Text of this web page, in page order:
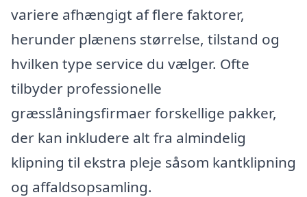
variere afhængigt af flere faktorer,
herunder plænens størrelse, tilstand og
hvilken type service du vælger. Ofte
tilbyder professionelle
græsslåningsfirmaer forskellige pakker,
der kan inkludere alt fra almindelig
klipning til ekstra pleje såsom kantklipning
og affaldsopsamling.